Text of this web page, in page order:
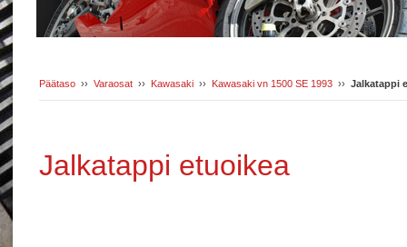
Päätaso ›› Varaosat ›› Kawasaki ›› Kawasaki vn 1500 SE 1993 ›› Jalkatappi
Jalkatappi etuoikea